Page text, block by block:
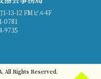
1-13-12 FMビル4F
0781
9735
All Rights Reserved.